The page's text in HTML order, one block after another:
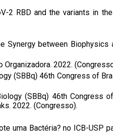
2 RBD and the variants in
between
Organizadora. 2022.
(SBBq) 46th Congress of
(SBBq) 46th Congress
2022. (Congresso).
uma Bactéria? no ICB-